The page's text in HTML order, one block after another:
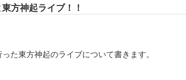
方神起ライブ！！
た東方神起のライブについて書きます。